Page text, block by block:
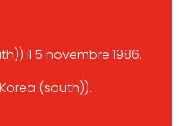
il 5 novembre 1986.
(south)).